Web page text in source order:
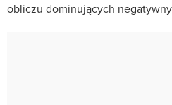
obliczu dominujących